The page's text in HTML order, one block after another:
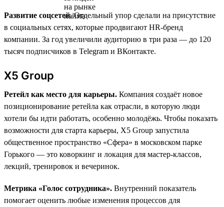
Развитие соцсетей.Отдельный упор сделали на присутствие
в социальных сетях, которые продвигают HR-бренд
компании. За год увеличили аудиторию в три раза — до 120
тысяч подписчиков в Telegram и ВКонтакте.
X5 Group
Ретейл как место для карьеры. Компания создаёт новое
позиционирование ретейла как отрасли, в которую люди
хотели бы идти работать, особенно молодёжь. Чтобы показать
возможности для старта карьеры, X5 Group запустила
общественное пространство «Сфера» в московском парке
Горького — это коворкинг и локация для мастер-классов,
лекций, тренировок и вечеринок.
Метрика «Голос сотрудника». Внутренний показатель
помогает оценить любые изменения процессов для